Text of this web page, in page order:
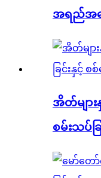
အရည်အသွ
အိတ်များ
စမ်းသပ်ခ